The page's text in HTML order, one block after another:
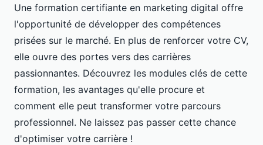
Une formation certifiante en marketing digital offre
l'opportunité de développer des compétences
prisées sur le marché. En plus de renforcer votre CV,
elle ouvre des portes vers des carrières
passionnantes. Découvrez les modules clés de cette
formation, les avantages qu'elle procure et
comment elle peut transformer votre parcours
professionnel. Ne laissez pas passer cette chance
d'optimiser votre carrière !